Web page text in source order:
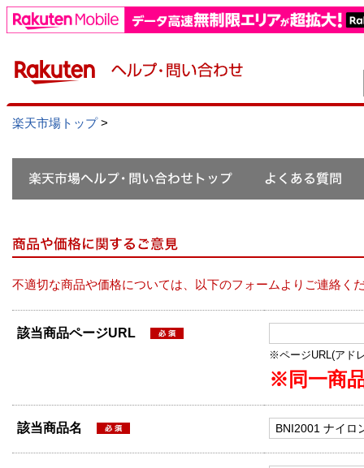
楽天市場トップ>
不適切な商品や価格については、以下のフォームよりご連絡く
該当商品ページURL
※ページURL(アド
※同一商
該当商品名